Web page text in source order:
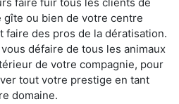
ou bien de votre centre
faire des pros de la dératisation.
défaire de tous les animaux
de votre compagnie, pour
tout votre prestige en tant
domaine.